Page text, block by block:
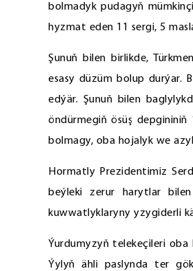
bolmadyk pudagyň
hyzmat eden 11 sergi, 5
Şunuň bilen birlikde,
esasy düzüm bolup durýar.
edýär. Şunuň bilen
öndürmegiň ösüş
bolmagy, oba hojalyk we
Hormatly Prezidentimiz
beýleki zerur harytlar
kuwwatlyklaryny yzygiderli
Ýurdumyzyň telekeçileri
Ýylyň ähli paslynda ter